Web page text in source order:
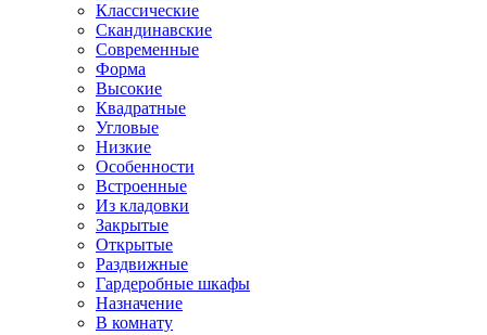
Классические
Скандинавские
Современные
Форма
Высокие
Квадратные
Угловые
Низкие
Особенности
Встроенные
Из кладовки
Закрытые
Открытые
Раздвижные
Гардеробные шкафы
Назначение
В комнату